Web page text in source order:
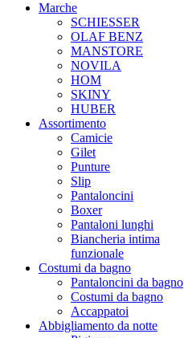
Marche
SCHIESSER
OLAF BENZ
MANSTORE
NOVILA
HOM
SKINY
HUBER
Assortimento
Camicie
Gilet
Punture
Slip
Pantaloncini
Boxer
Pantaloni lunghi
Biancheria intima
funzionale
Costumi da bagno
Pantaloncini da bagno
Costumi da bagno
Accappatoi
Abbigliamento da notte